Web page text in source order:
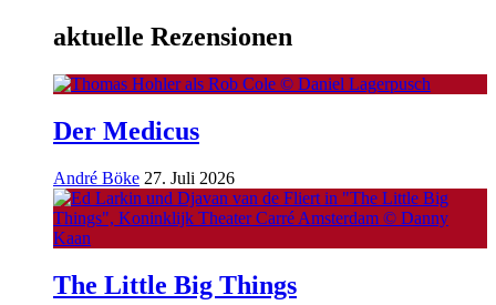
aktuelle Rezensionen
Der Medicus
André Böke 27. Juli 2026
The Little Big Things